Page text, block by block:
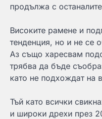
продължа с
Високите рамене и
тенденция, но и не се
Аз също харесвам
трябва да бъде
като не подхождат на
Тъй като всички
и широки дрехи през